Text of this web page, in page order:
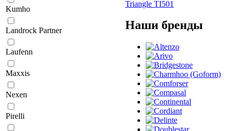
Kumho
Landrock Partner
Laufenn
Maxxis
Nexen
Pirelli
Triangle TI501
Наши бренды